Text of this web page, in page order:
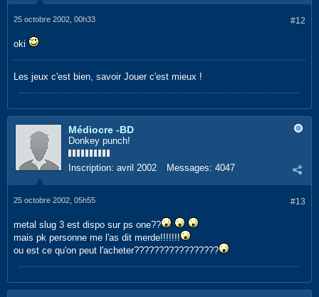
#12
25 octobre 2002, 00h33
oki
Les jeux c'est bien, savoir Jouer c'est mieux !
Médiocre -BD
Donkey punch!
Inscription: avril 2002 Messages: 4047
#13
25 octobre 2002, 05h55
metal slug 3 est dispo sur ps one??
mais pk personne me l'as dit merde!!!!!!!
ou est ce qu'on peut l'acheter?????????????????